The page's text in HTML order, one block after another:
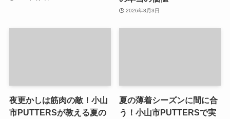
2026年8月3日
夜更かしは筋肉の敵！小山
市PUTTERSが教える夏の
夏の薄着シーズンに間に合
う！小山市PUTTERSで実